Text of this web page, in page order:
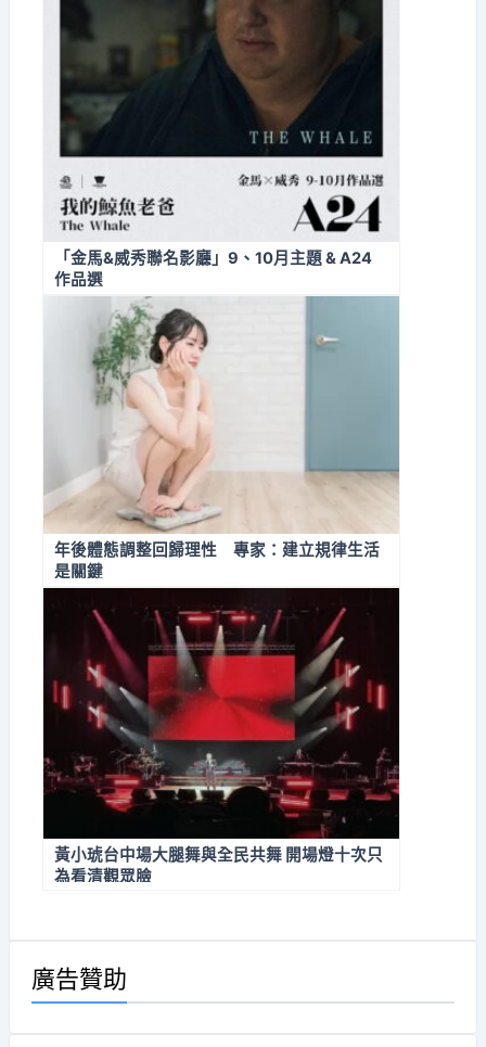
「金馬&威秀聯名影廳」9、10月主題 & A24
作品選
年後體態調整回歸理性 專家：建立規律生活
是關鍵
黃小琥台中場大腿舞與全民共舞 開場燈十次只
為看清觀眾臉
廣告贊助